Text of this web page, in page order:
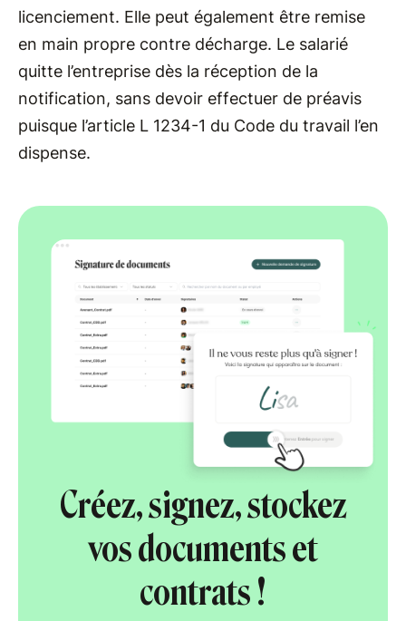
licenciement. Elle peut également être remise
en main propre contre décharge. Le salarié
quitte l’entreprise dès la réception de la
notification, sans devoir effectuer de préavis
puisque l’article L 1234-1 du Code du travail l’en
dispense.
Créez, signez, stockez
vos documents et
contrats !